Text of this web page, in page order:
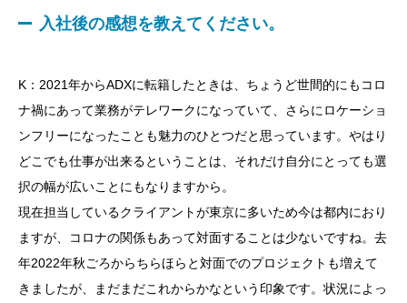
入社後の感想を教えてください。
K：2021年からADXに転籍したときは、ちょうど世間的にもコロ
ナ禍にあって業務がテレワークになっていて、さらにロケーショ
ンフリーになったことも魅力のひとつだと思っています。やはり
どこでも仕事が出来るということは、それだけ自分にとっても選
択の幅が広いことにもなりますから。
現在担当しているクライアントが東京に多いため今は都内におり
ますが、コロナの関係もあって対面することは少ないですね。去
年2022年秋ごろからちらほらと対面でのプロジェクトも増えて
きましたが、まだまだこれからかなという印象です。状況によっ